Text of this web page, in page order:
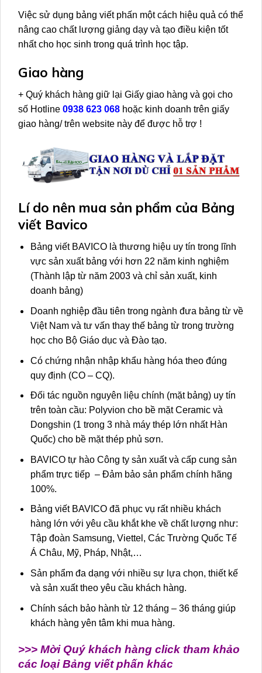
Việc sử dụng bảng viết phấn một cách hiệu quả có thể
nâng cao chất lượng giảng dạy và tạo điều kiện tốt
nhất cho học sinh trong quá trình học tập.
Giao hàng
+ Quý khách hàng giữ lại Giấy giao hàng và gọi cho
số Hotline 0938 623 068 hoặc kinh doanh trên giấy
giao hàng/ trên website này để được hỗ trợ !
Lí do nên mua sản phẩm của Bảng
viết Bavico
Bảng viết BAVICO là thương hiệu uy tín trong lĩnh
vực sản xuất bảng với hơn 22 năm kinh nghiệm
(Thành lập từ năm 2003 và chỉ sản xuất, kinh
doanh bảng)
Doanh nghiệp đầu tiên trong ngành đưa bảng từ về
Việt Nam và tư vấn thay thế bảng từ trong trường
học cho Bộ Giáo dục và Đào tạo.
Có chứng nhận nhập khẩu hàng hóa theo đúng
quy định (CO – CQ).
Đối tác nguồn nguyên liệu chính (mặt bảng) uy tín
trên toàn cầu: Polyvion cho bề mặt Ceramic và
Dongshin (1 trong 3 nhà máy thép lớn nhất Hàn
Quốc) cho bề mặt thép phủ sơn.
BAVICO tự hào Công ty sản xuất và cấp cung sản
phẩm trực tiếp – Đảm bảo sản phẩm chính hãng
100%.
Bảng viết BAVICO đã phục vụ rất nhiều khách
hàng lớn với yêu cầu khắt khe về chất lượng như:
Tập đoàn Samsung, Viettel, Các Trường Quốc Tế
Á Châu, Mỹ, Pháp, Nhật,…
Sản phẩm đa dạng với nhiều sự lựa chọn, thiết kế
và sản xuất theo yêu cầu khách hàng.
Chính sách bảo hành từ 12 tháng – 36 tháng giúp
khách hàng yên tâm khi mua hàng.
>>> Mời Quý khách hàng click tham khảo
các loại Bảng viết phấn khác